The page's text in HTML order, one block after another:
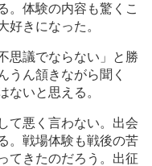
。体験の内容も驚くこ
好きになった。
思議でならない」と勝
うん頷きながら聞く
ないと思える。
て悪く言わない。出会
。戦場体験も戦後の苦
てきたのだろう。出征